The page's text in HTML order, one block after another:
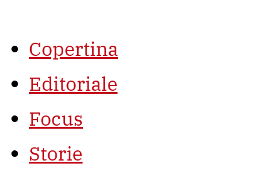
Copertina
Editoriale
Focus
Storie